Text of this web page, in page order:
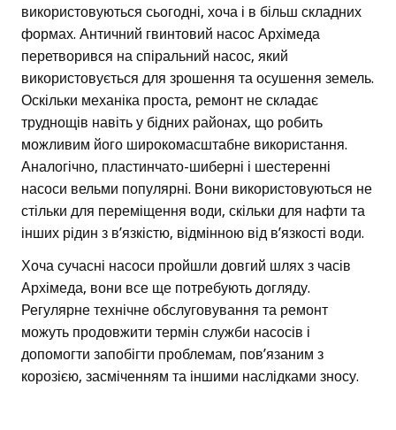
використовуються сьогодні, хоча і в більш складних
формах. Античний гвинтовий насос Архімеда
перетворився на спіральний насос, який
використовується для зрошення та осушення земель.
Оскільки механіка проста, ремонт не складає
труднощів навіть у бідних районах, що робить
можливим його широкомасштабне використання.
Аналогічно, пластинчато-шиберні і шестеренні
насоси вельми популярні. Вони використовуються не
стільки для переміщення води, скільки для нафти та
інших рідин з в’язкістю, відмінною від в’язкості води.
Хоча сучасні насоси пройшли довгий шлях з часів
Архімеда, вони все ще потребують догляду.
Регулярне технічне обслуговування та ремонт
можуть продовжити термін служби насосів і
допомогти запобігти проблемам, пов’язаним з
корозією, засміченням та іншими наслідками зносу.